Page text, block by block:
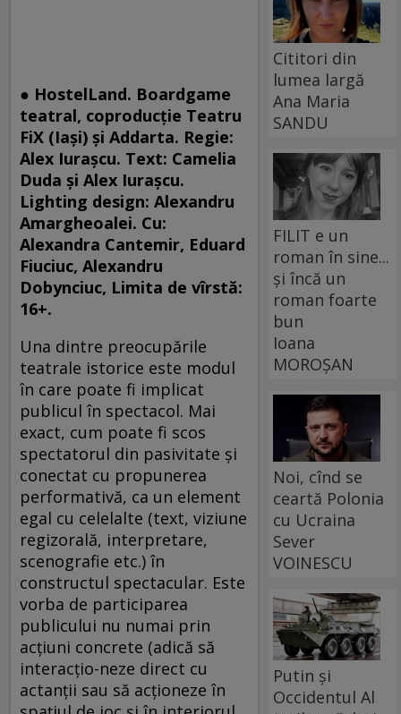
● HostelLand. Boardgame
teatral, coproducție Teatru
FiX (Iaşi) și Addarta. Regie:
Alex Iurașcu. Text: Camelia
Duda și Alex Iurașcu.
Lighting design: Alexandru
Amargheoalei. Cu:
Alexandra Cantemir, Eduard
Fiuciuc, Alexandru
Dobynciuc, Limita de vîrstă:
16+.
Una dintre preocupările
teatrale istorice este modul
în care poate fi implicat
publicul în spectacol. Mai
exact, cum poate fi scos
spectatorul din pasivitate şi
conectat cu propunerea
performativă, ca un element
egal cu celelalte (text, viziune
regizorală, interpretare,
scenografie etc.) în
constructul spectacular. Este
vorba de participarea
publicului nu numai prin
acţiuni concrete (adică să
interacţio-neze direct cu
actanţii sau să acţioneze în
Cititori din
lumea largă
Ana Maria
SANDU
FILIT e un
roman în sine...
și încă un
roman foarte
bun
Ioana
MOROȘAN
Noi, cînd se
ceartă Polonia
cu Ucraina
Sever
VOINESCU
Putin și
Occidentul Al